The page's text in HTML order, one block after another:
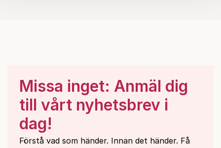
Missa inget: Anmäl dig
till vårt nyhetsbrev i
dag!
Förstå vad som händer. Innan det händer. Få